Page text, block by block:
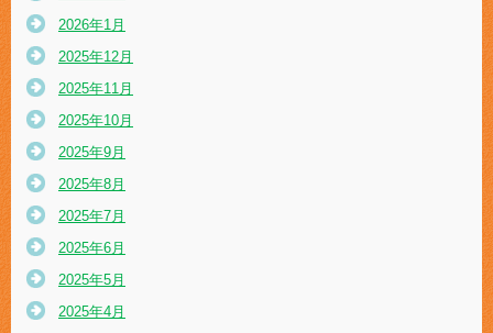
2026年1月
2025年12月
2025年11月
2025年10月
2025年9月
2025年8月
2025年7月
2025年6月
2025年5月
2025年4月